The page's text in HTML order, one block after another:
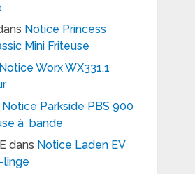
Notice Princess
Mini Friteuse
Notice Worx WX331.1
Notice Parkside PBS 900
à bande
dans Notice Laden EV
linge